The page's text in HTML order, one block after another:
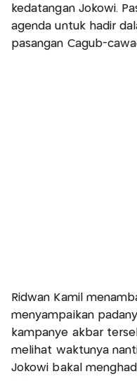
kedatangan Jokowi.
agenda untuk hadir
pasangan Cagub-
Ridwan Kamil
menyampaikan
kampanye akbar
melihat waktunya
Jokowi bakal